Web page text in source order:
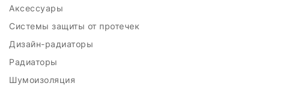
Аксессуары
Системы защиты от протечек
Дизайн-радиаторы
Радиаторы
Шумоизоляция